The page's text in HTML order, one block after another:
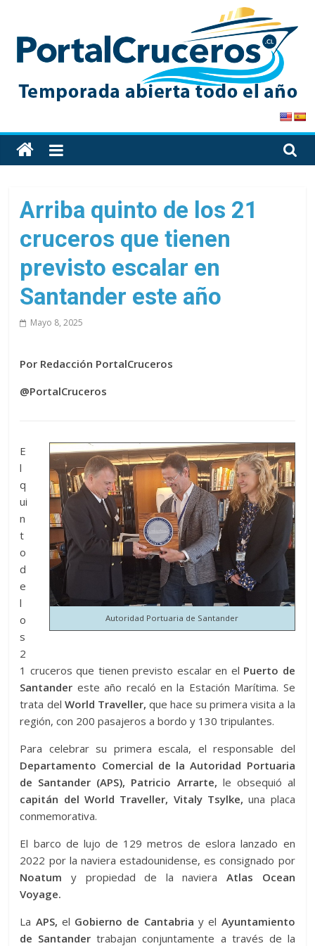
content
PortalCruceros
Toda
la
cruceros
en
solo
sitio
Arriba quinto de los 21
cruceros que tienen
previsto escalar en
Santander este año
Mayo 8, 2025
Por Redacción PortalCruceros
@PortalCruceros
Autoridad Portuaria de Santander
E
l
q
ui
n
t
o
d
e
l
o
s
2
1 cruceros que tienen previsto escalar en el Puerto de
Santander este año recaló en la Estación Marítima. Se
trata del World Traveller, que hace su primera visita a la
región, con 200 pasajeros a bordo y 130 tripulantes.
Para celebrar su primera escala, el responsable del
Departamento Comercial de la Autoridad Portuaria
de Santander (APS), Patricio Arrarte, le obsequió al
capitán del World Traveller, Vitaly Tsylke, una placa
conmemorativa.
El barco de lujo de 129 metros de eslora lanzado en
2022 por la naviera estadounidense, es consignado por
Noatum y propiedad de la naviera Atlas Ocean
Voyage.
La APS, el Gobierno de Cantabria y el Ayuntamiento
de Santander trabajan conjuntamente a través de la